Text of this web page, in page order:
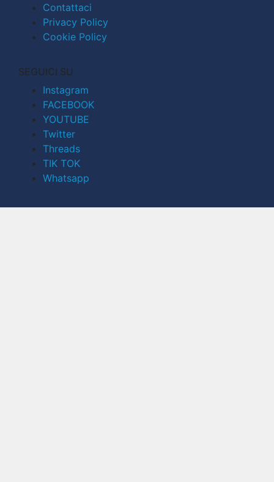
Contattaci
Privacy Policy
Cookie Policy
SEGUICI SU
Instagram
FACEBOOK
YOUTUBE
Twitter
Threads
TIK TOK
Whatsapp